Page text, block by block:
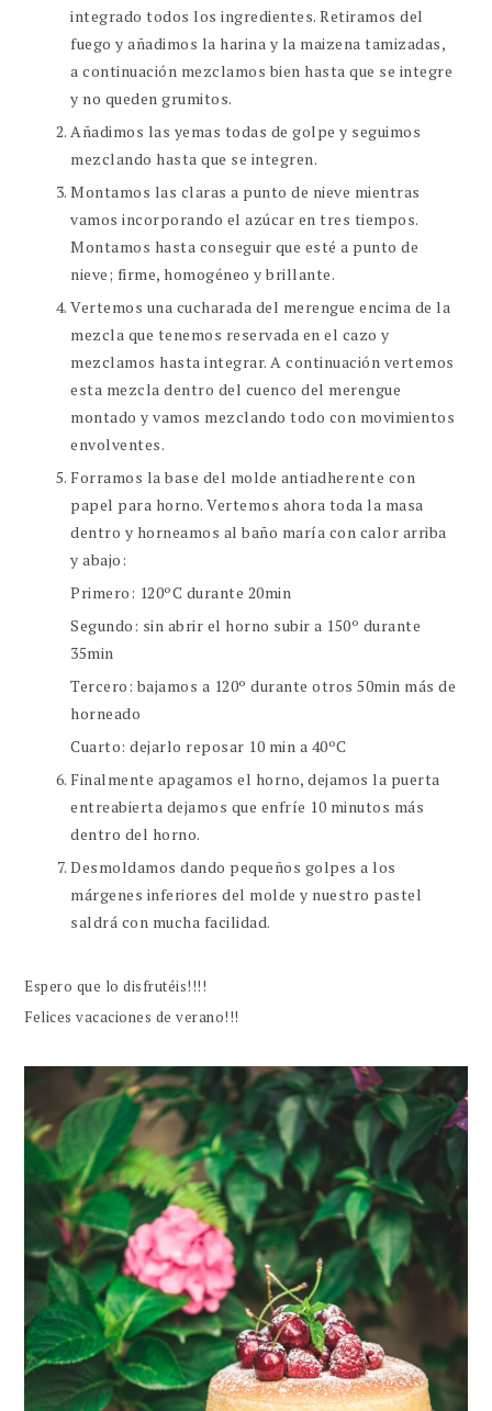
integrado todos los ingredientes. Retiramos del
fuego y añadimos la harina y la maizena tamizadas,
a continuación mezclamos bien hasta que se integre
y no queden grumitos.
Añadimos las yemas todas de golpe y seguimos
mezclando hasta que se integren.
Montamos las claras a punto de nieve mientras
vamos incorporando el azúcar en tres tiempos.
Montamos hasta conseguir que esté a punto de
nieve; firme, homogéneo y brillante.
Vertemos una cucharada del merengue encima de la
mezcla que tenemos reservada en el cazo y
mezclamos hasta integrar. A continuación vertemos
esta mezcla dentro del cuenco del merengue
montado y vamos mezclando todo con movimientos
envolventes.
Forramos la base del molde antiadherente con
papel para horno. Vertemos ahora toda la masa
dentro y horneamos al baño maría con calor arriba
y abajo:
Primero: 120ºC durante 20min
Segundo: sin abrir el horno subir a 150º durante
35min
Tercero: bajamos a 120º durante otros 50min más de
horneado
Cuarto: dejarlo reposar 10 min a 40ºC
Finalmente apagamos el horno, dejamos la puerta
entreabierta dejamos que enfríe 10 minutos más
dentro del horno.
Desmoldamos dando pequeños golpes a los
márgenes inferiores del molde y nuestro pastel
saldrá con mucha facilidad.
Espero que lo disfrutéis!!!!
Felices vacaciones de verano!!!